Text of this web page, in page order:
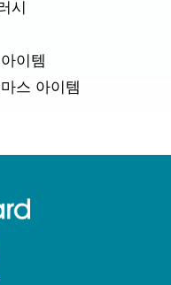
시
이템
스 아이템